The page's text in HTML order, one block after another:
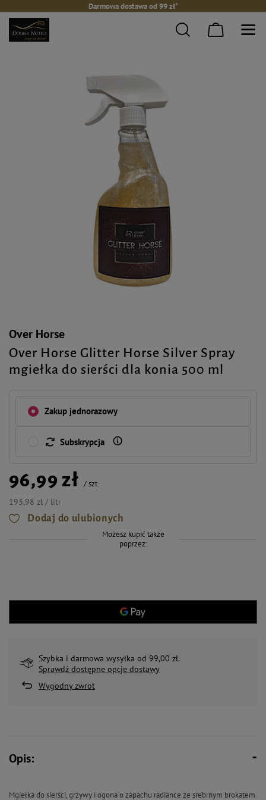
Darmowa dostawa od 99 zł*
Over Horse
Over Horse Glitter Horse Silver Spray
mgiełka do sierści dla konia 500 ml
Zakup jednorazowy
Subskrypcja
96,99 zł /szt.
193,98 zł / litr
Dodaj do ulubionych
Możesz kupić także
poprzez:
Szybka i darmowa wysyłka od 99,00 zł.
Sprawdź dostępne opcje dostawy
Wygodny zwrot
Opis:
Mgiełka do sierści, grzywy i ogona o zapachu radiance ze srebrnym brokatem.